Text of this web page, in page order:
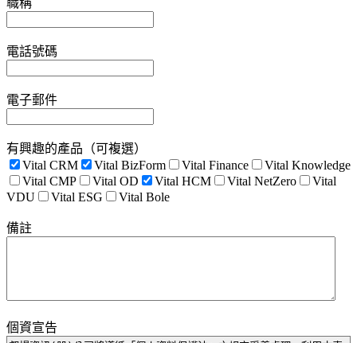
電話號碼
電子郵件
有興趣的產品（可複選）
Vital CRM
Vital BizForm Vital Finance
Vital Knowledge
Vital CMP
Vital OD Vital HCM Vital NetZero
Vital
VDU
Vital ESG Vital Bole
備註
個資宣告